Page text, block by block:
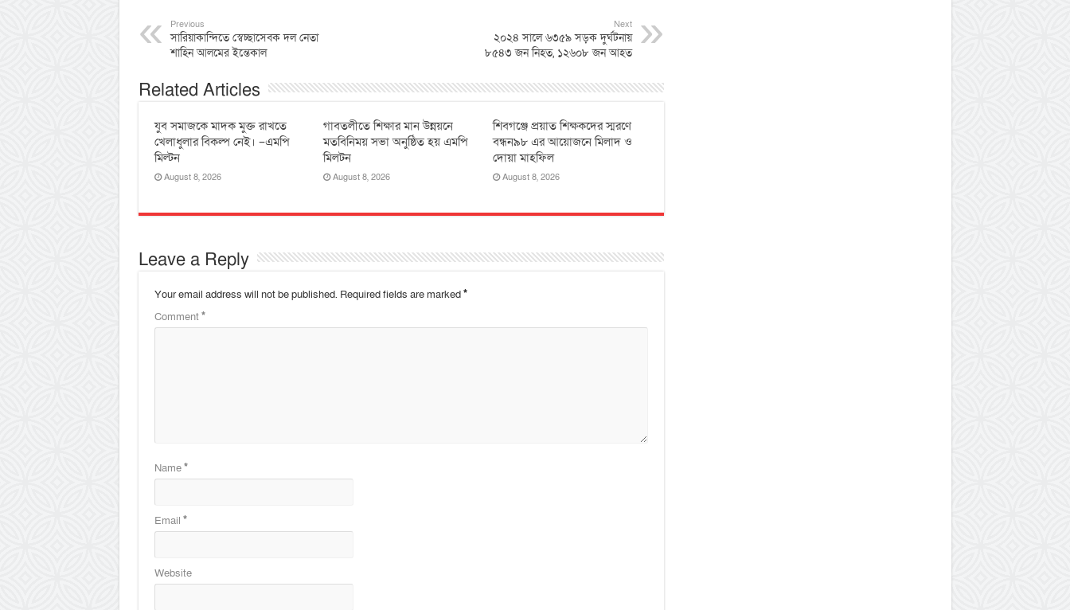
Previous
সারিয়াকান্দিতে স্বেচ্ছাসেবক দল নেতা
শাহিন আলমের ইন্তেকাল
Next
২০২৪ সালে ৬৩৫৯ সড়ক দুর্ঘটনায়
৮৫৪৩ জন নিহত, ১২৬০৮ জন আহত
Related Articles
যুব সমাজকে মাদক মুক্ত রাখতে
খেলাধুলার বিকল্প নেই। –এমপি
মিল্টন
August 8, 2026
‎গাবতলীতে শিক্ষার মান উন্নয়নে
‎মতবিনিময় সভা অনুষ্ঠিত হয় ‎এমপি
মিলটন
August 8, 2026
শিবগঞ্জে প্রয়াত শিক্ষকদের স্মরণে
বন্ধন৯৮ এর আয়োজনে মিলাদ ও
দোয়া মাহফিল
August 8, 2026
Leave a Reply
Your email address will not be published. Required fields are marked*
Comment*
Name*
Email *
Website